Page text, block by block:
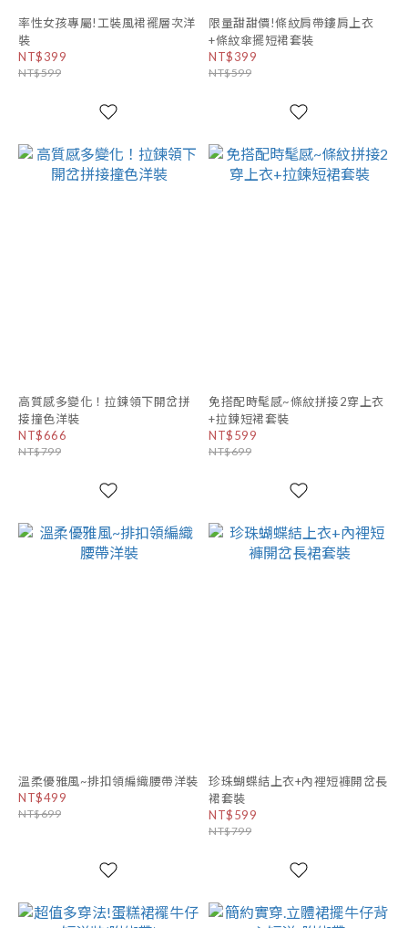
率性女孩專屬!工裝風裙襬層次洋
裝
NT$399
NT$599
限量甜甜價!條紋肩帶鏤肩上衣
+條紋傘擺短裙套裝
NT$399
NT$599
高質感多變化！拉鍊領下開岔拼
接撞色洋裝
NT$666
NT$799
免搭配時髦感~條紋拼接2穿上衣
+拉鍊短裙套裝
NT$599
NT$699
溫柔優雅風~排扣領編織腰帶洋裝
NT$499
NT$699
珍珠蝴蝶結上衣+內裡短褲開岔長
裙套裝
NT$599
NT$799